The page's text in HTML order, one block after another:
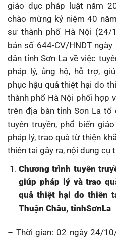
giáo dục pháp luật năm
chào mừng kỷ niệm 40
sư thành phố Hà Nội (24/
bản số 644-CV/HNDT
dân tỉnh Sơn La về việc
pháp lý, ủng hộ, hỗ trợ,
phục hậu quả thiệt hại do
thành phố Hà Nội phối hợp
trên địa bàn tỉnh Sơn La
tuyên truyền, phổ biến
pháp lý, trao quà từ thiện
thiên tai gây ra, nội dung cụ
Chương trình tuyên
giúp pháp lý và trao
quả thiệt hại do thiên
Thuận Châu, tỉnhSơnLa
– Thời gian: 02 ngày 24/